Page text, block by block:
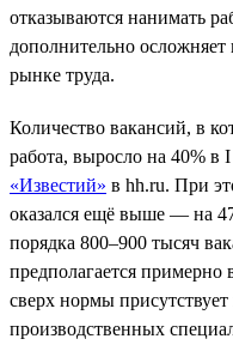
отказываются нанимать
дополнительно
рынке труда.
Количество вакансий, в
работа, выросло на 40% в
«Известий» в hh.ru. При
оказался ещё выше — на
порядка 800–900 тысяч
предполагается примерно
сверх нормы
производственных